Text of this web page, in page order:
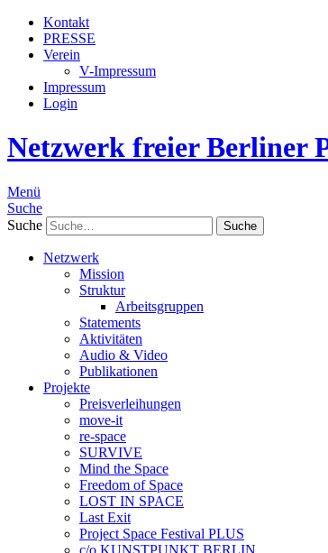
Kontakt
PRESSE
Verein
V-Impressum
Impressum
Login
Netzwerk freier Berliner
Menü
Suche
Suche
Netzwerk
Mission
Struktur
Arbeitsgruppen
Statements
Aktivitäten
Audio & Video
Publikationen
Projekte
Preisverleihungen
move-it
re-space
SURVIVE
Mind the Space
Freedom of Space
LOST IN SPACE
Last Exit
Project Space Festival PLUS
c/o KUNSTPUNKT BERLIN